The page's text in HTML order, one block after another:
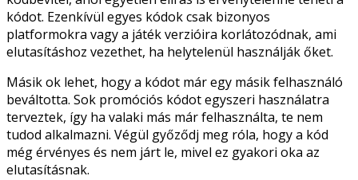
kódot. Ezenkívül egyes kódok csak bizonyos
platformokra vagy a játék verzióira korlátozódnak, ami
elutasításhoz vezethet, ha helytelenül használják őket.
Másik ok lehet, hogy a kódot már egy másik felhasználó
beváltotta. Sok promóciós kódot egyszeri használatra
terveztek, így ha valaki más már felhasználta, te nem
tudod alkalmazni. Végül győződj meg róla, hogy a kód
még érvényes és nem járt le, mivel ez gyakori oka az
elutasításnak.